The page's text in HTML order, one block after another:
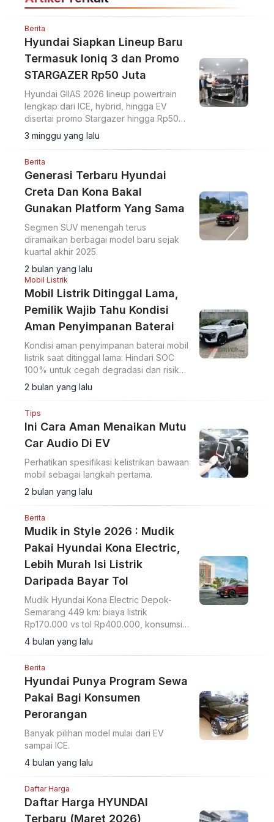
Berita
Hyundai Siapkan Lineup Baru
Termasuk Ioniq 3 dan Promo
STARGAZER Rp50 Juta
Hyundai GIIAS 2026 lineup powertrain
lengkap dari ICE, hybrid, hingga EV
disertai promo Stargazer hingga Rp50
juta.
3 minggu yang lalu
Berita
Generasi Terbaru Hyundai
Creta Dan Kona Bakal
Gunakan Platform Yang Sama
Segmen SUV menengah terus
diramaikan berbagai model baru sejak
kuartal akhir 2025.
2 bulan yang lalu
Mobil Listrik
Mobil Listrik Ditinggal Lama,
Pemilik Wajib Tahu Kondisi
Aman Penyimpanan Baterai
Kondisi aman penyimpanan baterai mobil
listrik saat ditinggal lama: Hindari SOC
100% untuk cegah degradasi dan risiko
panas, saran expert EVSafe Indonesia.
2 bulan yang lalu
Tips
Ini Cara Aman Menaikan Mutu
Car Audio Di EV
Perhatikan spesifikasi kelistrikan bawaan
mobil sebagai langkah pertama.
2 bulan yang lalu
Berita
Mudik in Style 2026 : Mudik
Pakai Hyundai Kona Electric,
Lebih Murah Isi Listrik
Daripada Bayar Tol
Mudik Hyundai Kona Electric Depok-
Semarang 449 km: biaya listrik
Rp170.000 vs tol Rp400.000, konsumsi
6,7 km/kWh, SPKLU lancar tanpa
4 bulan yang lalu
Berita
Hyundai Punya Program Sewa
Pakai Bagi Konsumen
Perorangan
Banyak pilihan model mulai dari EV
sampai ICE.
4 bulan yang lalu
Daftar Harga
Daftar Harga HYUNDAI
Terbaru (Maret 2026)